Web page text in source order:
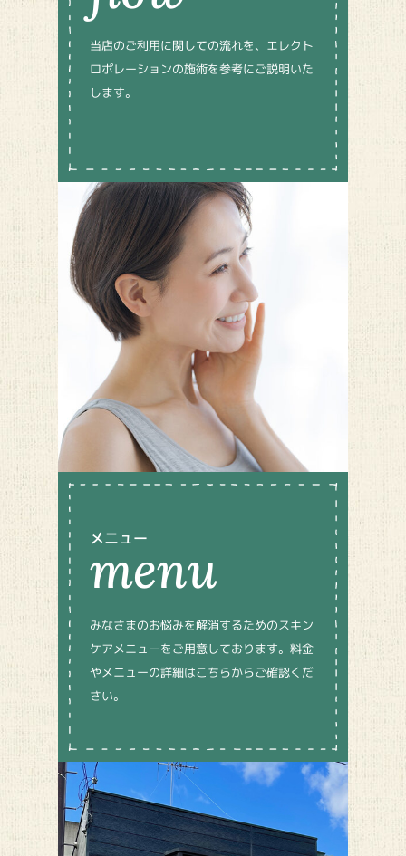
当店のご利用に関しての流れを、エレクト
ロポレーションの施術を参考にご説明いた
します。
menu
みなさまのお悩みを解消するためのスキン
ケアメニューをご用意しております。料金
やメニューの詳細はこちらからご確認くだ
さい。